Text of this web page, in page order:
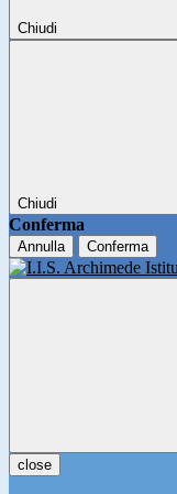
Chiudi
Chiudi
Conferma
Annulla Conferma
close